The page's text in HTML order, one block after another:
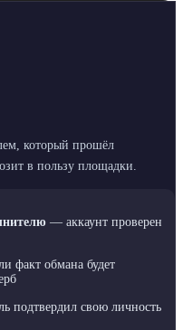
который прошёл
в пользу площадки.
— аккаунт проверен
факт обмана будет
подтвердил свою личность